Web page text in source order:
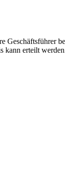
Geschäftsführer
erteilt